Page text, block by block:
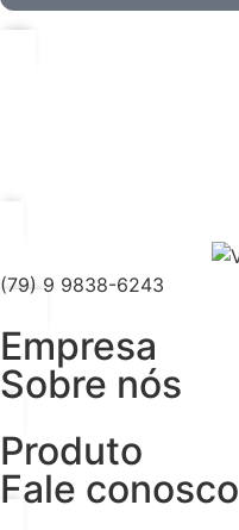
(79) 9 9838-6243
Empresa
Sobre nós
Produto
Fale conosco